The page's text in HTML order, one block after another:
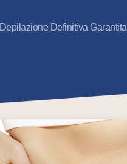
Depilazione Definitiva Garantita